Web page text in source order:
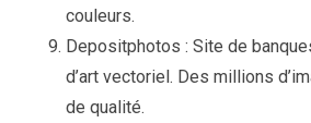
couleurs.
Depositphotos : Site de
d’art vectoriel. Des millions
de qualité.